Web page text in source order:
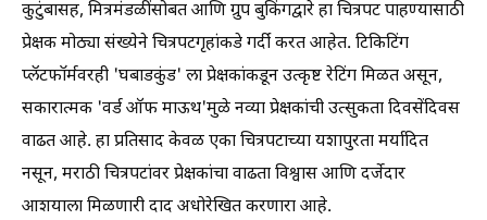
कुटुंबासह, मित्रमंडळींसोबत आणि ग्रुप बुकिंगद्वारे हा चित्रपट पाहण्यासाठी
प्रेक्षक मोठ्या संख्येने चित्रपटगृहांकडे गर्दी करत आहेत. टिकिटिंग
प्लॅटफॉर्मवरही 'घबाडकुंड' ला प्रेक्षकांकडून उत्कृष्ट रेटिंग मिळत असून,
सकारात्मक 'वर्ड ऑफ माऊथ'मुळे नव्या प्रेक्षकांची उत्सुकता दिवसेंदिवस
वाढत आहे. हा प्रतिसाद केवळ एका चित्रपटाच्या यशापुरता मर्यादित
नसून, मराठी चित्रपटांवर प्रेक्षकांचा वाढता विश्वास आणि दर्जेदार
आशयाला मिळणारी दाद अधोरेखित करणारा आहे.